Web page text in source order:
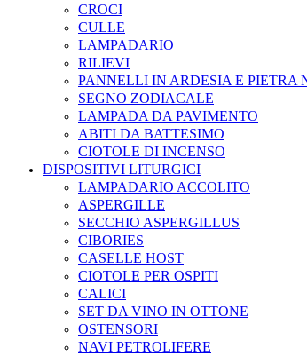
CROCI
CULLE
LAMPADARIO
RILIEVI
PANNELLI IN ARDESIA E PIETRA
SEGNO ZODIACALE
LAMPADA DA PAVIMENTO
ABITI DA BATTESIMO
CIOTOLE DI INCENSO
DISPOSITIVI LITURGICI
LAMPADARIO ACCOLITO
ASPERGILLE
SECCHIO ASPERGILLUS
CIBORIES
CASELLE HOST
CIOTOLE PER OSPITI
CALICI
SET DA VINO IN OTTONE
OSTENSORI
NAVI PETROLIFERE